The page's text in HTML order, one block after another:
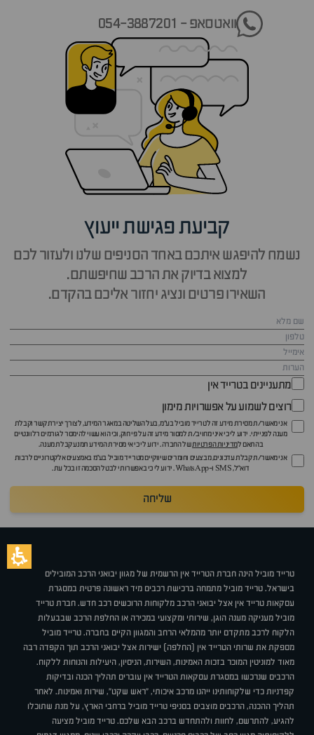
וואטסאפ - 054-3887201
קביעת פגישת ייעוץ
נשמח להיפגש איתכם באחד הסניפים שלנו ולעזור לכם
למצוא בדיוק את הרכב שחיפשתם.
השאירו פרטים ונציג יחזור אליכם בהקדם.
מתעניינים בטרייד אין
רוצים לשמוע על אפשרויות מימון
אני מאשר/ת מסירת מידע זה לטרייד מוביל בע"מ, בעל השליטה במאגר המידע, לצורך יצירת קשר וקבלת
מענה לפנייתי. ידוע לי כי איני מחויב/ת למסור מידע זה על פי חוק, וכי הוא עשוי להימסר לגורמים רלוונטיים
בהתאם למדיניות הפרטיותשל החברה. ידוע לי כי אי מסירת המידע תמנע קבלת מענה.
אני מאשר/ת קבלת עדכונים, מבצעים וחומרים שיווקיים מטרייד מוביל בע"מ באמצעים אלקטרוניים לרבות
דוא״ל, SMS ו-WhatsApp. ידוע לי כי באפשרותי לבטל הסכמה זו בכל עת.
שליחה
טרייד מוביל הינה חברת הטרייד אין הרשמית של מגוון יבואני הרכב המובילים
בישראל. טרייד מוביל מתמחה ברכישת רכבים מיד ראשונה פרטית במסגרת
עסקאות טרייד אין אצל יבואני הרכב מלקוחות הרוכשים רכב חדש. חברת טרייד
מוביל מעניקה מענה הוגן, שירותי ומקצועי במכירה או החלפת הרכב שבבעלות
הלקוח לרכב מתקדם יותר מהמלאי הרחב והמגוון הקיים בחברה. טרייד מוביל
מספקת את שרותי הטרייד אין (החלפה) ישירות אצל יבואני הרכב תוך הקפדה רבה
מאוד למוניטין המוכר בזכות האמינות, השירות, הניסיון, היעילות והנוחות ללקוח.
הרכבים שנרכשו במסגרת עסקאות הטרייד אין עוברים תהליך הכנה ובדיקות
קפדניות כדי שלקוחותינו ייהנו מרכב איכותי, "ראש שקט", שירות ואמינות. לאחר
תהליך ההכנה, הרכבים מוצבים בסניפי טרייד מוביל ברחבי הארץ, על מנת שתוכלו
להגיע, להתרשם, לחוות ולהתחדש ברכב הבא שלכם. טרייד מוביל מציעה